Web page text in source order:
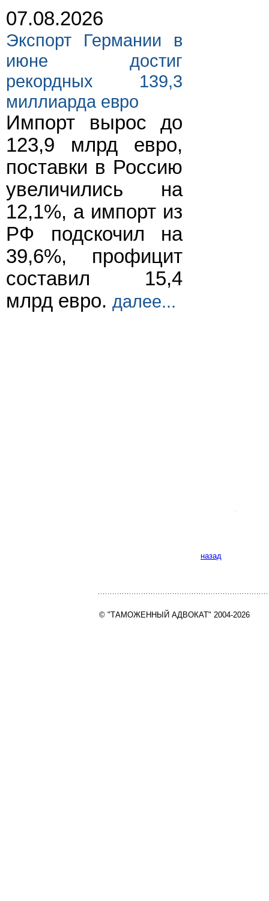
07.08.2026
Экспорт Германии в
июне достиг
рекордных 139,3
миллиарда евро
Импорт вырос до
123,9 млрд евро,
поставки в Россию
увеличились на
12,1%, а импорт из
РФ подскочил на
39,6%, профицит
составил 15,4
млрд евро. далее...
назад
© "ТАМОЖЕННЫЙ АДВОКАТ" 2004-2026